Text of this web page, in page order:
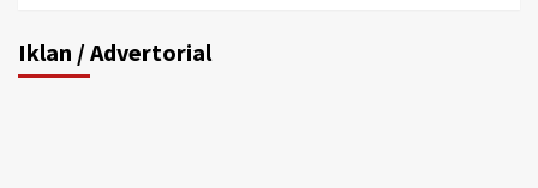
Iklan / Advertorial